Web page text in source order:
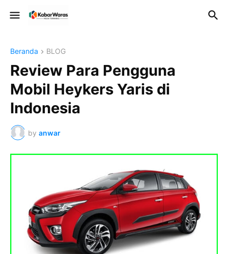
Beranda BLOG
Review Para Pengguna
Mobil Heykers Yaris di
Indonesia
by anwar